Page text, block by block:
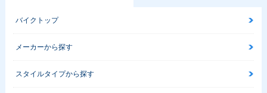
バイクトップ
メーカーから探す
スタイルタイプから探す